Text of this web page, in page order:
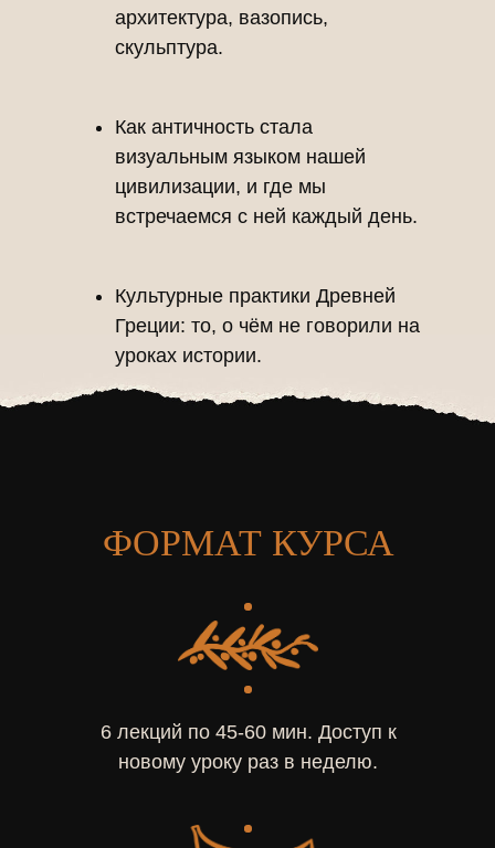
архитектура, вазопись,
скульптура.
Как античность стала
визуальным языком нашей
цивилизации, и где мы
встречаемся с ней каждый день.
Культурные практики Древней
Греции: то, о чём не говорили на
уроках истории.
6 лекций по 45-60 мин. Доступ к
новому уроку раз в неделю.
ФОРМАТ КУРСА